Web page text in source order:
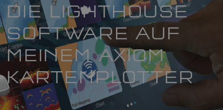
DIE LIGHTHOUSE
SOFTWARE AUF
MEINEM AXIOM
KARTENPLOTTER